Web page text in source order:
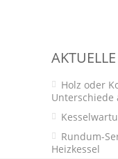
Holz oder
Unterschiede
Rundum-
Heizkessel